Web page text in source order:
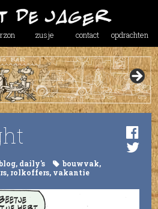
zusje contact opdrachten
, daily's bouwvak,
, rolkoffers, vakantie